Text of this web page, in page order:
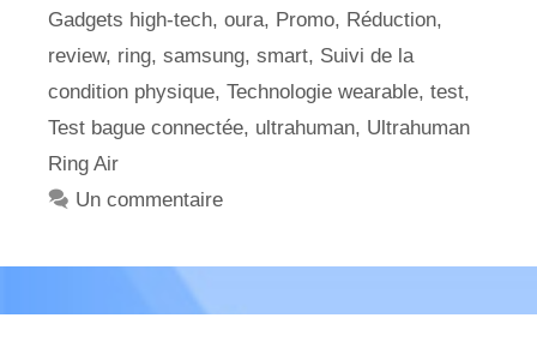
Gadgets high-tech, oura, Promo, Réduction,
review, ring, samsung, smart, Suivi de la
condition physique, Technologie wearable, test,
Test bague connectée, ultrahuman, Ultrahuman
Ring Air
Un commentaire